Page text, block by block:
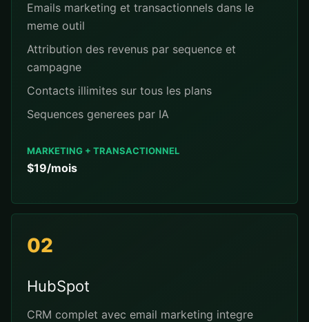
Emails marketing et transactionnels dans le
meme outil
Attribution des revenus par sequence et
campagne
Contacts illimites sur tous les plans
Sequences generees par IA
MARKETING + TRANSACTIONNEL
$19/mois
02
HubSpot
CRM complet avec email marketing integre